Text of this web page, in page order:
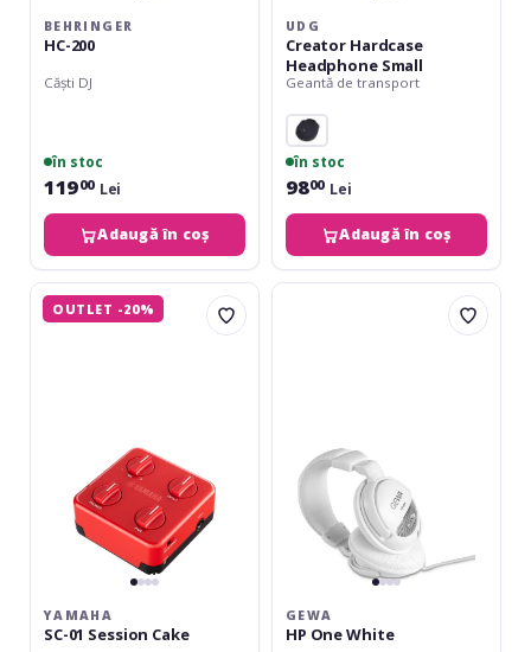
BEHRINGER
HC-200
Căști DJ
în stoc
11900 Lei
Adaugă în coș
UDG
Creator Hardcase
Headphone Small
Geantă de transport
în stoc
9800 Lei
Adaugă în coș
Yamaha
SC-OUTLET -20%
YAMAHA
SC-01 Session Cake
Gewa
GEWA
HP One White